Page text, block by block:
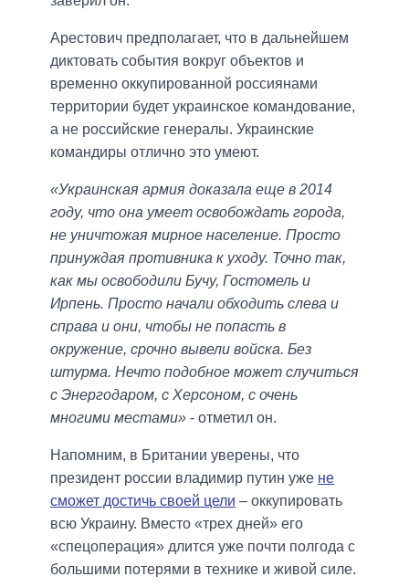
Арестович предполагает, что в дальнейшем
диктовать события вокруг объектов и
временно оккупированной россиянами
территории будет украинское командование,
а не российские генералы. Украинские
командиры отлично это умеют.
«Украинская армия доказала еще в 2014
году, что она умеет освобождать города,
не уничтожая мирное население. Просто
принуждая противника к уходу. Точно так,
как мы освободили Бучу, Гостомель и
Ирпень. Просто начали обходить слева и
справа и они, чтобы не попасть в
окружение, срочно вывели войска. Без
штурма. Нечто подобное может случиться
с Энергодаром, с Херсоном, с очень
многими местами» - отметил он.
Напомним, в Британии уверены, что
президент россии владимир путин уже не
сможет достичь своей цели – оккупировать
всю Украину. Вместо «трех дней» его
«спецоперация» длится уже почти полгода с
большими потерями в технике и живой силе.